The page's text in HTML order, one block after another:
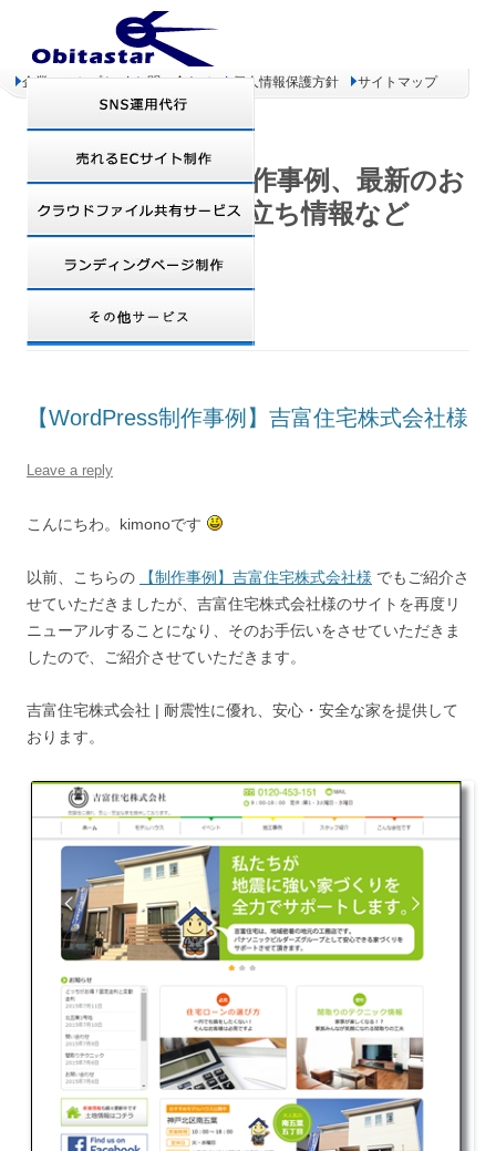
企業コンセプト お問い合わせ 個人情報保護方針 サイトマップ
オビタスター 制作事例、最新のお
得情報、お役立ち情報など
TAG ARCHIVES:建築
【WordPress制作事例】吉富住宅株式会社様
Leave a reply
こんにちわ。kimonoです
以前、こちらの 【制作事例】吉富住宅株式会社様 でもご紹介さ
せていただきましたが、吉富住宅株式会社様のサイトを再度リ
ニューアルすることになり、そのお手伝いをさせていただきま
したので、ご紹介させていただきます。
吉富住宅株式会社 | 耐震性に優れ、安心・安全な家を提供して
おります。